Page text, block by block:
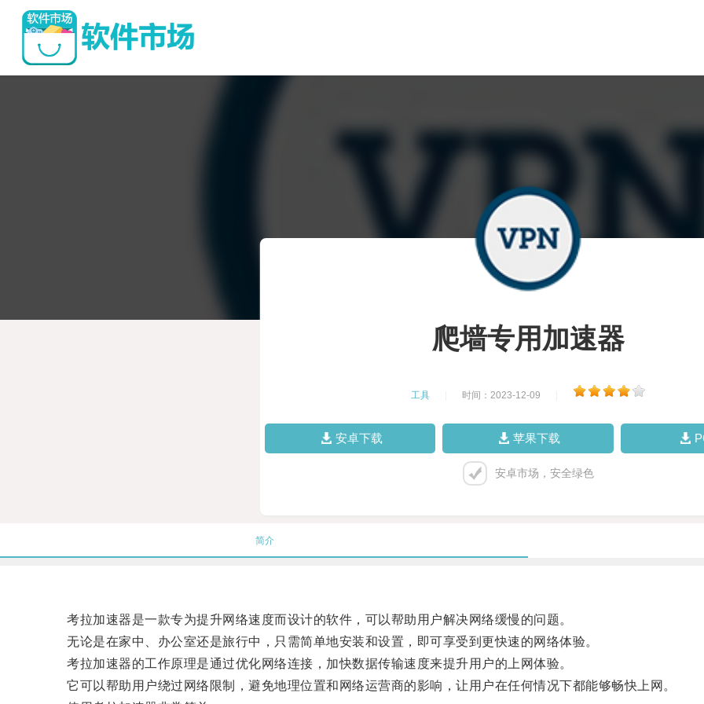
爬墙专用加速器
工具 时间：2023-12-09
安卓下载 苹果下载
安卓市场，安全绿色
简介
考拉加速器是一款专为提升网络速度而设计的软件，可以帮助用户解决网络缓慢的问题。
无论是在家中、办公室还是旅行中，只需简单地安装和设置，即可享受到更快速的网络体验。
考拉加速器的工作原理是通过优化网络连接，加快数据传输速度来提升用户的上网体验。
它可以帮助用户绕过网络限制，避免地理位置和网络运营商的影响，让用户在任何情况下都能够畅快上网。